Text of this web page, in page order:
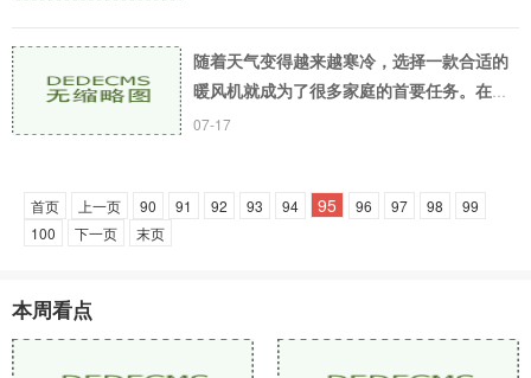
随着天气变得越来越寒冷，选择一款合适的
暖风机就成为了很多家庭的首要任务。在选
择暖风机的时候，许多人都会被一些术语、
07-17
首页 上一页 90 91 92 93 94 95 96 97 98
99
100
下一页 末页
本周看点